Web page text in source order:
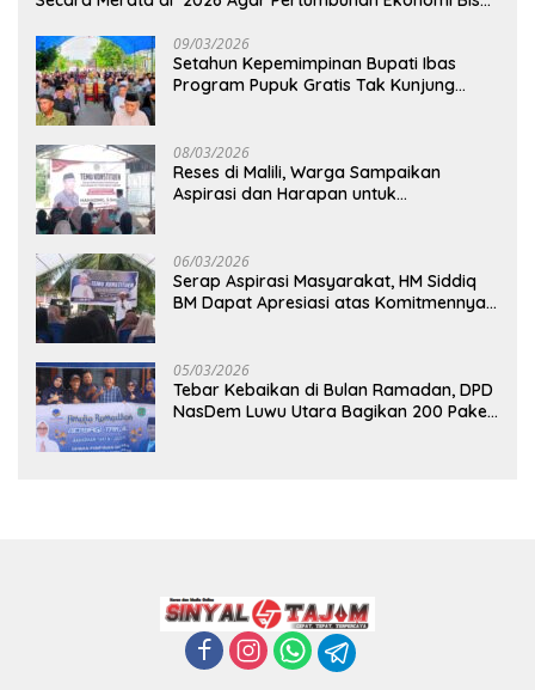
09/03/2026
Setahun Kepemimpinan Bupati Ibas
Program Pupuk Gratis Tak Kunjung
08/03/2026
Reses di Malili, Warga Sampaikan
Aspirasi dan Harapan untuk
06/03/2026
Serap Aspirasi Masyarakat, HM Siddiq
BM Dapat Apresiasi atas Komitmennya
05/03/2026
Tebar Kebaikan di Bulan Ramadan, DPD
NasDem Luwu Utara Bagikan 200 Paket